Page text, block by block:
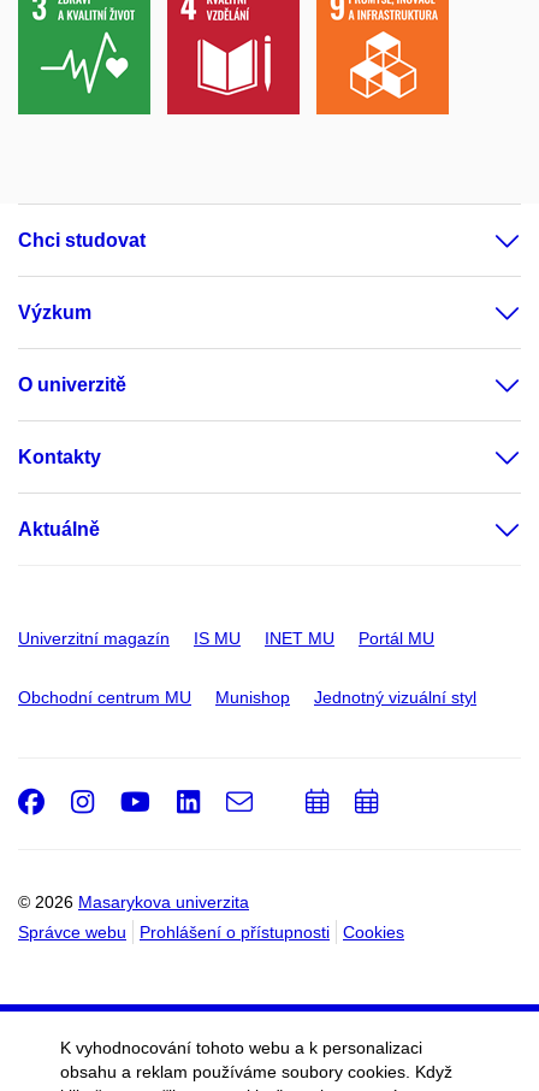
Chci studovat
Výzkum
O univerzitě
Kontakty
Aktuálně
Univerzitní magazín IS MU INET MU Portál MU
Obchodní centrum MU Munishop Jednotný vizuální styl
© 2026 Masarykova univerzita
Správce webu
Prohlášení o přístupnosti Cookies
Facebook
Instagram
Youtube
LinkedIn
e-
PřidatPřidat
K vyhodnocování tohoto webu a k personalizaci
obsahu a reklam používáme soubory cookies. Když